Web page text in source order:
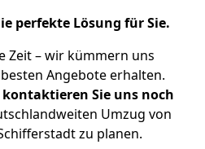
perfekte Lösung für Sie.
Zeit – wir kümmern uns
Angebote erhalten.
kontaktieren Sie uns noch
Umzug von
zu planen.